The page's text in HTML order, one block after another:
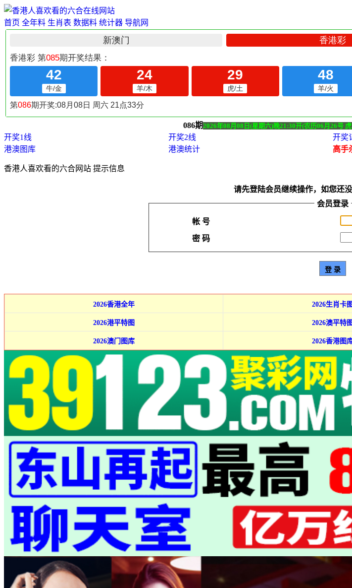
首页 全年料 生肖表 数据料 统计器 导航网
086期2026年08月08日(星期六)晚21:30开(农历06月26号
开奖1线 开奖2线 开奖
港澳图库
港澳统计 高手
香港人喜欢看的六合网站 提示信息
请先登陆会员继续操作，如您还
会员登录
帐 号
密 码
2026香港全年 2026生肖卡图
2026港平特图 2026澳平特图
2026澳门图库 2026香港图